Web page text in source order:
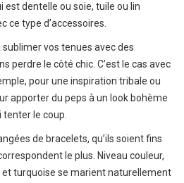
est dentelle ou soie, tuile ou lin
ce type d’accessoires.
vos tenues avec des
perdre le côté chic. C’est le cas avec
pour une inspiration tribale ou
apporter du peps à un look bohème
le coup.
de bracelets, qu’ils soient fins
le plus. Niveau couleur,
et turquoise se marient naturellement